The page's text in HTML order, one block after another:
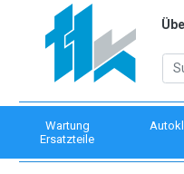
Wartung
Ersatzteile